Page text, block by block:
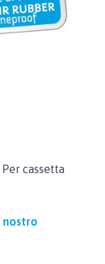
cassetta
nostro